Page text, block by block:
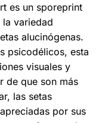
es un sporeprint
variedad
alucinógenas.
psicodélicos, esta
visuales y
de que son más
las setas
por sus